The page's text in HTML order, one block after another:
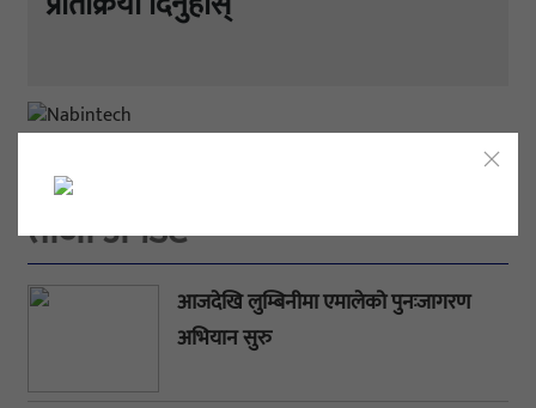
ताजा अपडेट
आजदेखि लुम्बिनीमा एमालेको पुनःजागरण
अभियान सुरु